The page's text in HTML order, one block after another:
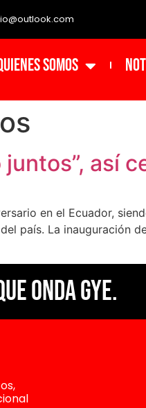
Somos
así
en el Ecuador,
país. La inauguración
Onda Gye.